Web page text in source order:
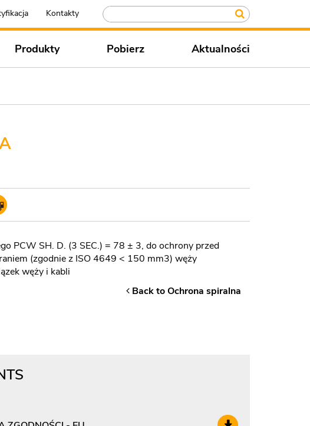
Kontakty
Produkty Pobierz Aktualności
PCW SH. D. (3 SEC.) = 78 ± 3, do ochrony przed
(zgodnie z ISO 4649 < 150 mm3) węży
węży i kabli
Back to Ochrona spiralna